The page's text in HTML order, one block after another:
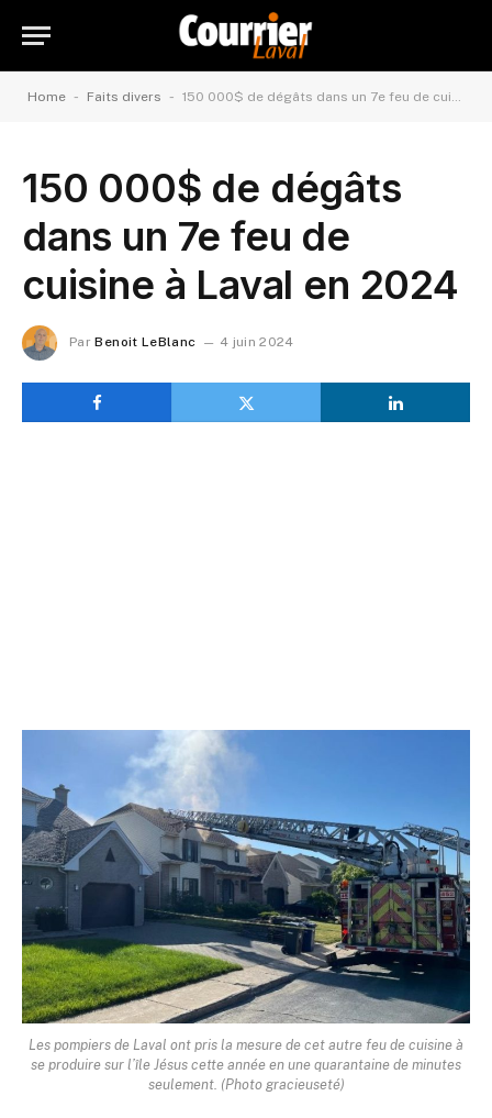
Home - Faits divers - 150 000$ de dégâts dans un 7e feu de cuisine à Laval en 2024
150 000$ de dégâts
dans un 7e feu de
cuisine à Laval en 2024
Par Benoit LeBlanc 4 juin 2024
Les pompiers de Laval ont pris la mesure de cet autre feu de cuisine à
se produire sur l’île Jésus cette année en une quarantaine de minutes
seulement. (Photo gracieuseté)